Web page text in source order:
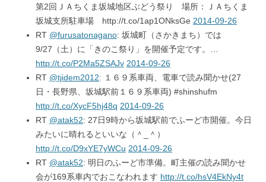
第2回ＪＡちくま坂城地区ぶどう祭り 場所：ＪＡちくま
坂城支所駐車場 http://t.co/1ap1ONksGe 2014-09-26
RT @furusatonagano: 坂城町（さかきまち）では
9/27（土）に「きのこ祭り」を開催予定です。…
http://t.co/P2Ma5ZSAJv 2014-09-26
RT @tjidem2012: １６９系車両、電車で読み聞かせ(27
日・長野県、坂城駅前１６９系車両) #shinshufm
http://t.co/XycF5hj48q 2014-09-26
RT @atak52: 27日9時から坂城駅前でふーど市開催。今日
みたいに晴れるといいな（＾_＾）
http://t.co/D9xYE7yWCu 2014-09-26
RT @atak52: 明日のふーど市準備。町主催の読み聞かせ
会が169系車内でおこなわれます http://t.co/hsV4EkNy4t